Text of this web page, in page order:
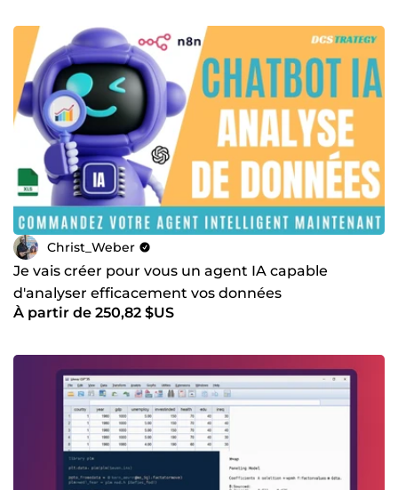
Christ_Weber
Je vais créer pour vous un agent IA capable
d'analyser efficacement vos données
À partir de 250,82 $US